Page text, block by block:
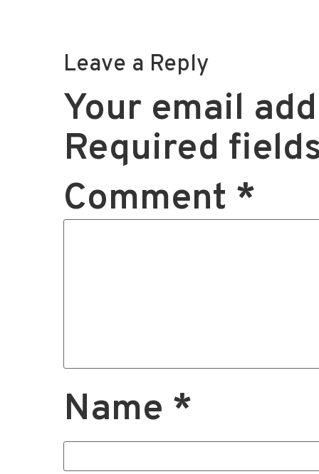
Leave a Reply
Your email
Required
Comment *
Name *